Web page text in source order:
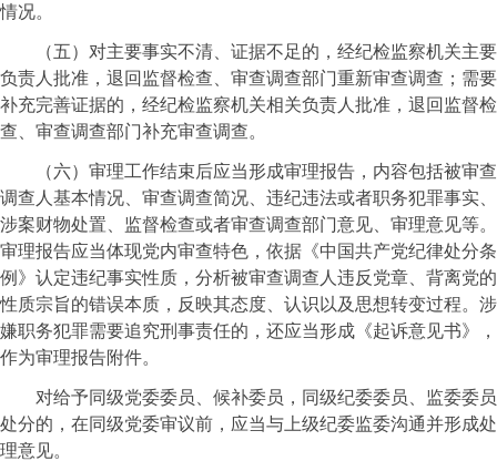
情况。
（五）对主要事实不清、证据不足的，经纪检监察机关主要
负责人批准，退回监督检查、审查调查部门重新审查调查；需要
补充完善证据的，经纪检监察机关相关负责人批准，退回监督检
查、审查调查部门补充审查调查。
（六）审理工作结束后应当形成审理报告，内容包括被审查
调查人基本情况、审查调查简况、违纪违法或者职务犯罪事实、
涉案财物处置、监督检查或者审查调查部门意见、审理意见等。
审理报告应当体现党内审查特色，依据《中国共产党纪律处分条
例》认定违纪事实性质，分析被审查调查人违反党章、背离党的
性质宗旨的错误本质，反映其态度、认识以及思想转变过程。涉
嫌职务犯罪需要追究刑事责任的，还应当形成《起诉意见书》，
作为审理报告附件。
对给予同级党委委员、候补委员，同级纪委委员、监委委员
处分的，在同级党委审议前，应当与上级纪委监委沟通并形成处
理意见。